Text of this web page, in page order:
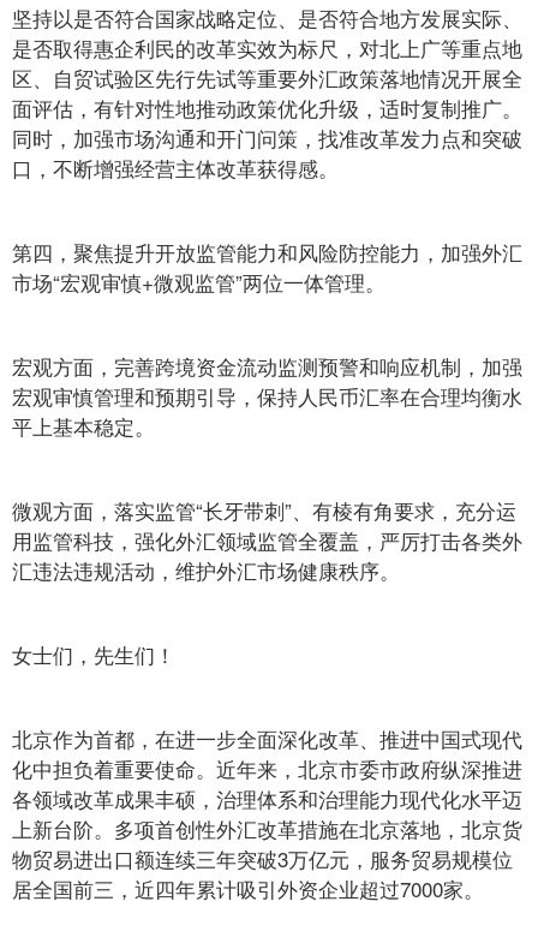
坚持以是否符合国家战略定位、是否符合地方发展实际、
是否取得惠企利民的改革实效为标尺，对北上广等重点地
区、自贸试验区先行先试等重要外汇政策落地情况开展全
面评估，有针对性地推动政策优化升级，适时复制推广。
同时，加强市场沟通和开门问策，找准改革发力点和突破
口，不断增强经营主体改革获得感。
第四，聚焦提升开放监管能力和风险防控能力，加强外汇
市场“宏观审慎+微观监管”两位一体管理。
宏观方面，完善跨境资金流动监测预警和响应机制，加强
宏观审慎管理和预期引导，保持人民币汇率在合理均衡水
平上基本稳定。
微观方面，落实监管“长牙带刺”、有棱有角要求，充分运
用监管科技，强化外汇领域监管全覆盖，严厉打击各类外
汇违法违规活动，维护外汇市场健康秩序。
女士们，先生们！
北京作为首都，在进一步全面深化改革、推进中国式现代
化中担负着重要使命。近年来，北京市委市政府纵深推进
各领域改革成果丰硕，治理体系和治理能力现代化水平迈
上新台阶。多项首创性外汇改革措施在北京落地，北京货
物贸易进出口额连续三年突破3万亿元，服务贸易规模位
居全国前三，近四年累计吸引外资企业超过7000家。